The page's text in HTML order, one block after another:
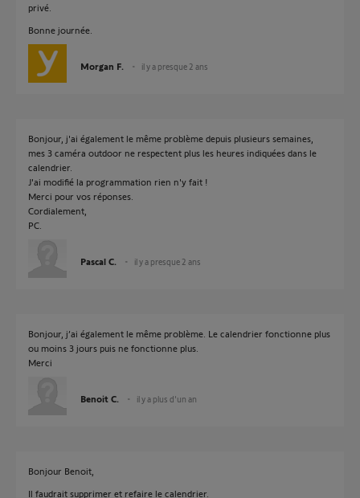
privé.
Bonne journée.
Morgan F. il y a presque 2 ans
Bonjour, j'ai également le même problème depuis plusieurs semaines,
mes 3 caméra outdoor ne respectent plus les heures indiquées dans le
calendrier.
J'ai modifié la programmation rien n'y fait !
Merci pour vos réponses.
Cordialement,
PC.
Pascal C. il y a presque 2 ans
Bonjour, j’ai également le même problème. Le calendrier fonctionne plus
ou moins 3 jours puis ne fonctionne plus.
Merci
Benoit C. il y a plus d'un an
Bonjour Benoit,
Il faudrait supprimer et refaire le calendrier.